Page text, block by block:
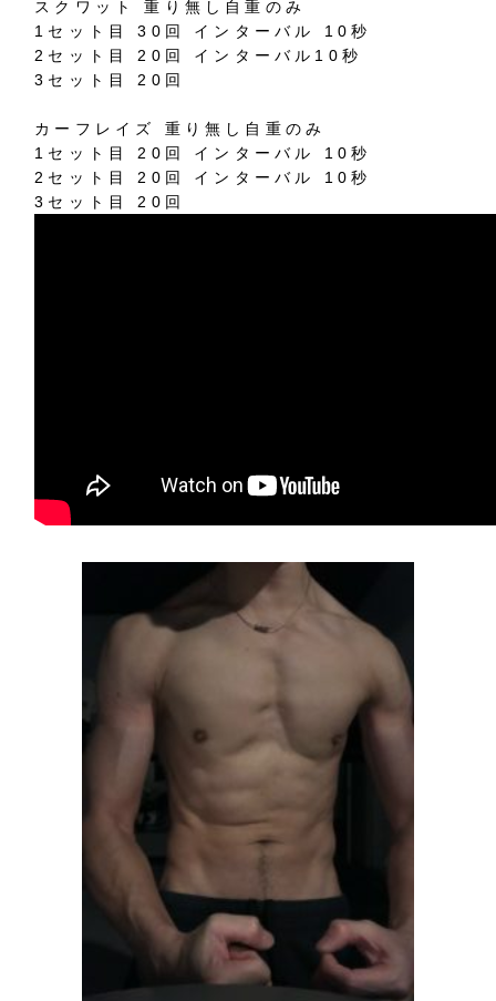
スクワット 重り無し自重のみ
1セット目 30回 インターバル 10秒
2セット目 20回 インターバル10秒
3セット目 20回
カーフレイズ 重り無し自重のみ
1セット目 20回 インターバル 10秒
2セット目 20回 インターバル 10秒
3セット目 20回